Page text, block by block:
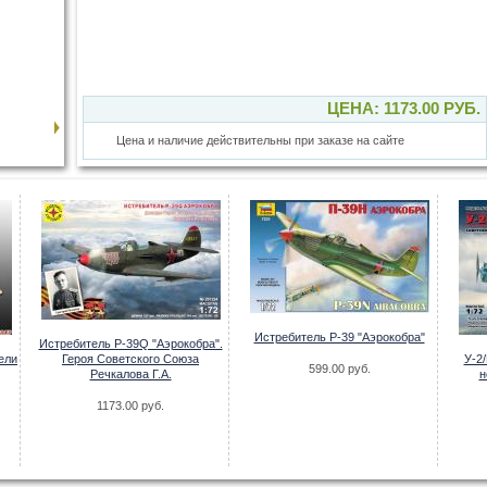
ЦЕНА: 1173.00 РУБ.
Цена и наличие действительны при заказе на сайте
Истребитель P-39Q "Аэрокобра".
Героя Советского Союза
Речкалова Г.А.
1173.00 руб.
Истребитель P-39 "Аэрокобра"
599.00 руб.
У-2/